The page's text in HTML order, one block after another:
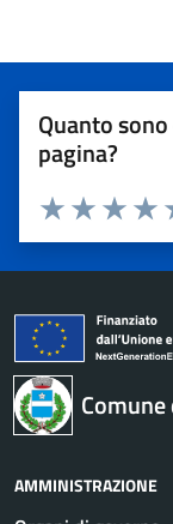
Quanto
pagina?
Valuta 3
Valuta 2
Valuta 1 stelle
Comune
AMMINISTRAZIONE